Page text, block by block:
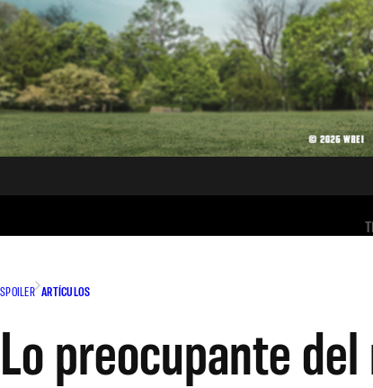
SPOILER ARTÍCULOS
Lo preocupante